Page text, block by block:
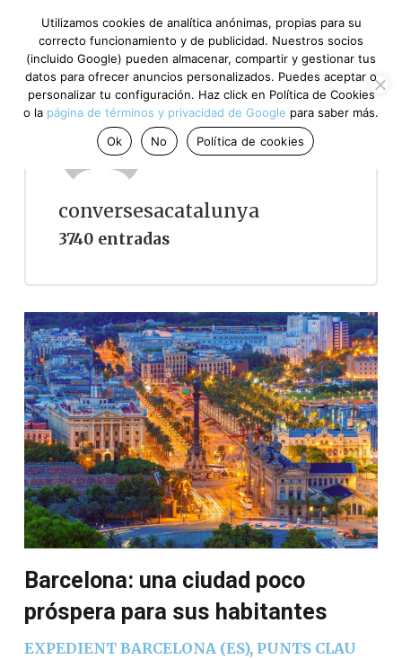
conversesacatalunya
3740 entradas
Barcelona: una ciudad poco
próspera para sus habitantes
EXPEDIENT BARCELONA (ES), PUNTS CLAU
Utilizamos cookies de analítica anónimas, propias para su
correcto funcionamiento y de publicidad. Nuestros socios
(incluido Google) pueden almacenar, compartir y gestionar tus
datos para ofrecer anuncios personalizados. Puedes aceptar o
personalizar tu configuración. Haz click en Política de Cookies
o la página de términos y privacidad de Google para saber más.
Ok
No Política de cookies